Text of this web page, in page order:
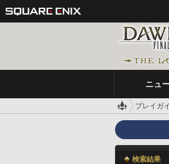
ニュ
プレイガ
検索結果